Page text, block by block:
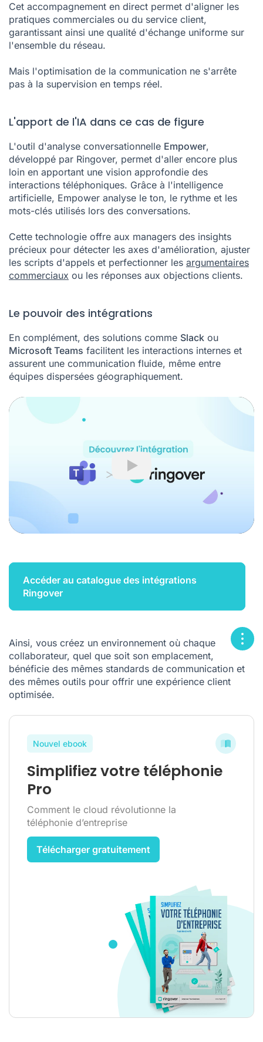
Cet accompagnement en direct permet d'aligner les
pratiques commerciales ou du service client,
garantissant ainsi une qualité d'échange uniforme sur
l'ensemble du réseau.
Mais l'optimisation de la communication ne s'arrête
pas à la supervision en temps réel.
L'apport de l'IA dans ce cas de figure
L'outil d'analyse conversationnelle Empower,
développé par Ringover, permet d'aller encore plus
loin en apportant une vision approfondie des
interactions téléphoniques. Grâce à l'intelligence
artificielle, Empower analyse le ton, le rythme et les
mots-clés utilisés lors des conversations.
Cette technologie offre aux managers des insights
précieux pour détecter les axes d'amélioration, ajuster
les scripts d'appels et perfectionner les argumentaires
commerciaux ou les réponses aux objections clients.
Le pouvoir des intégrations
En complément, des solutions comme Slack ou
Microsoft Teams facilitent les interactions internes et
assurent une communication fluide, même entre
équipes dispersées géographiquement.
Play
Accéder au catalogue des intégrations
Ringover
Ainsi, vous créez un environnement où chaque
collaborateur, quel que soit son emplacement,
bénéficie des mêmes standards de communication et
des mêmes outils pour offrir une expérience client
optimisée.
Nouvel ebook
Simplifiez votre téléphonie
Pro
Comment le cloud révolutionne la
téléphonie d’entreprise
Télécharger gratuitement